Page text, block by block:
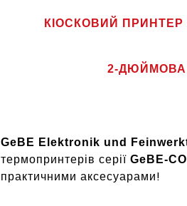
КІОСКОВИЙ ПРИНТЕР
2-ДЮЙМОВА
GeBE Elektronik und
термопринтерів серії GeBE-
практичними аксесуарами!